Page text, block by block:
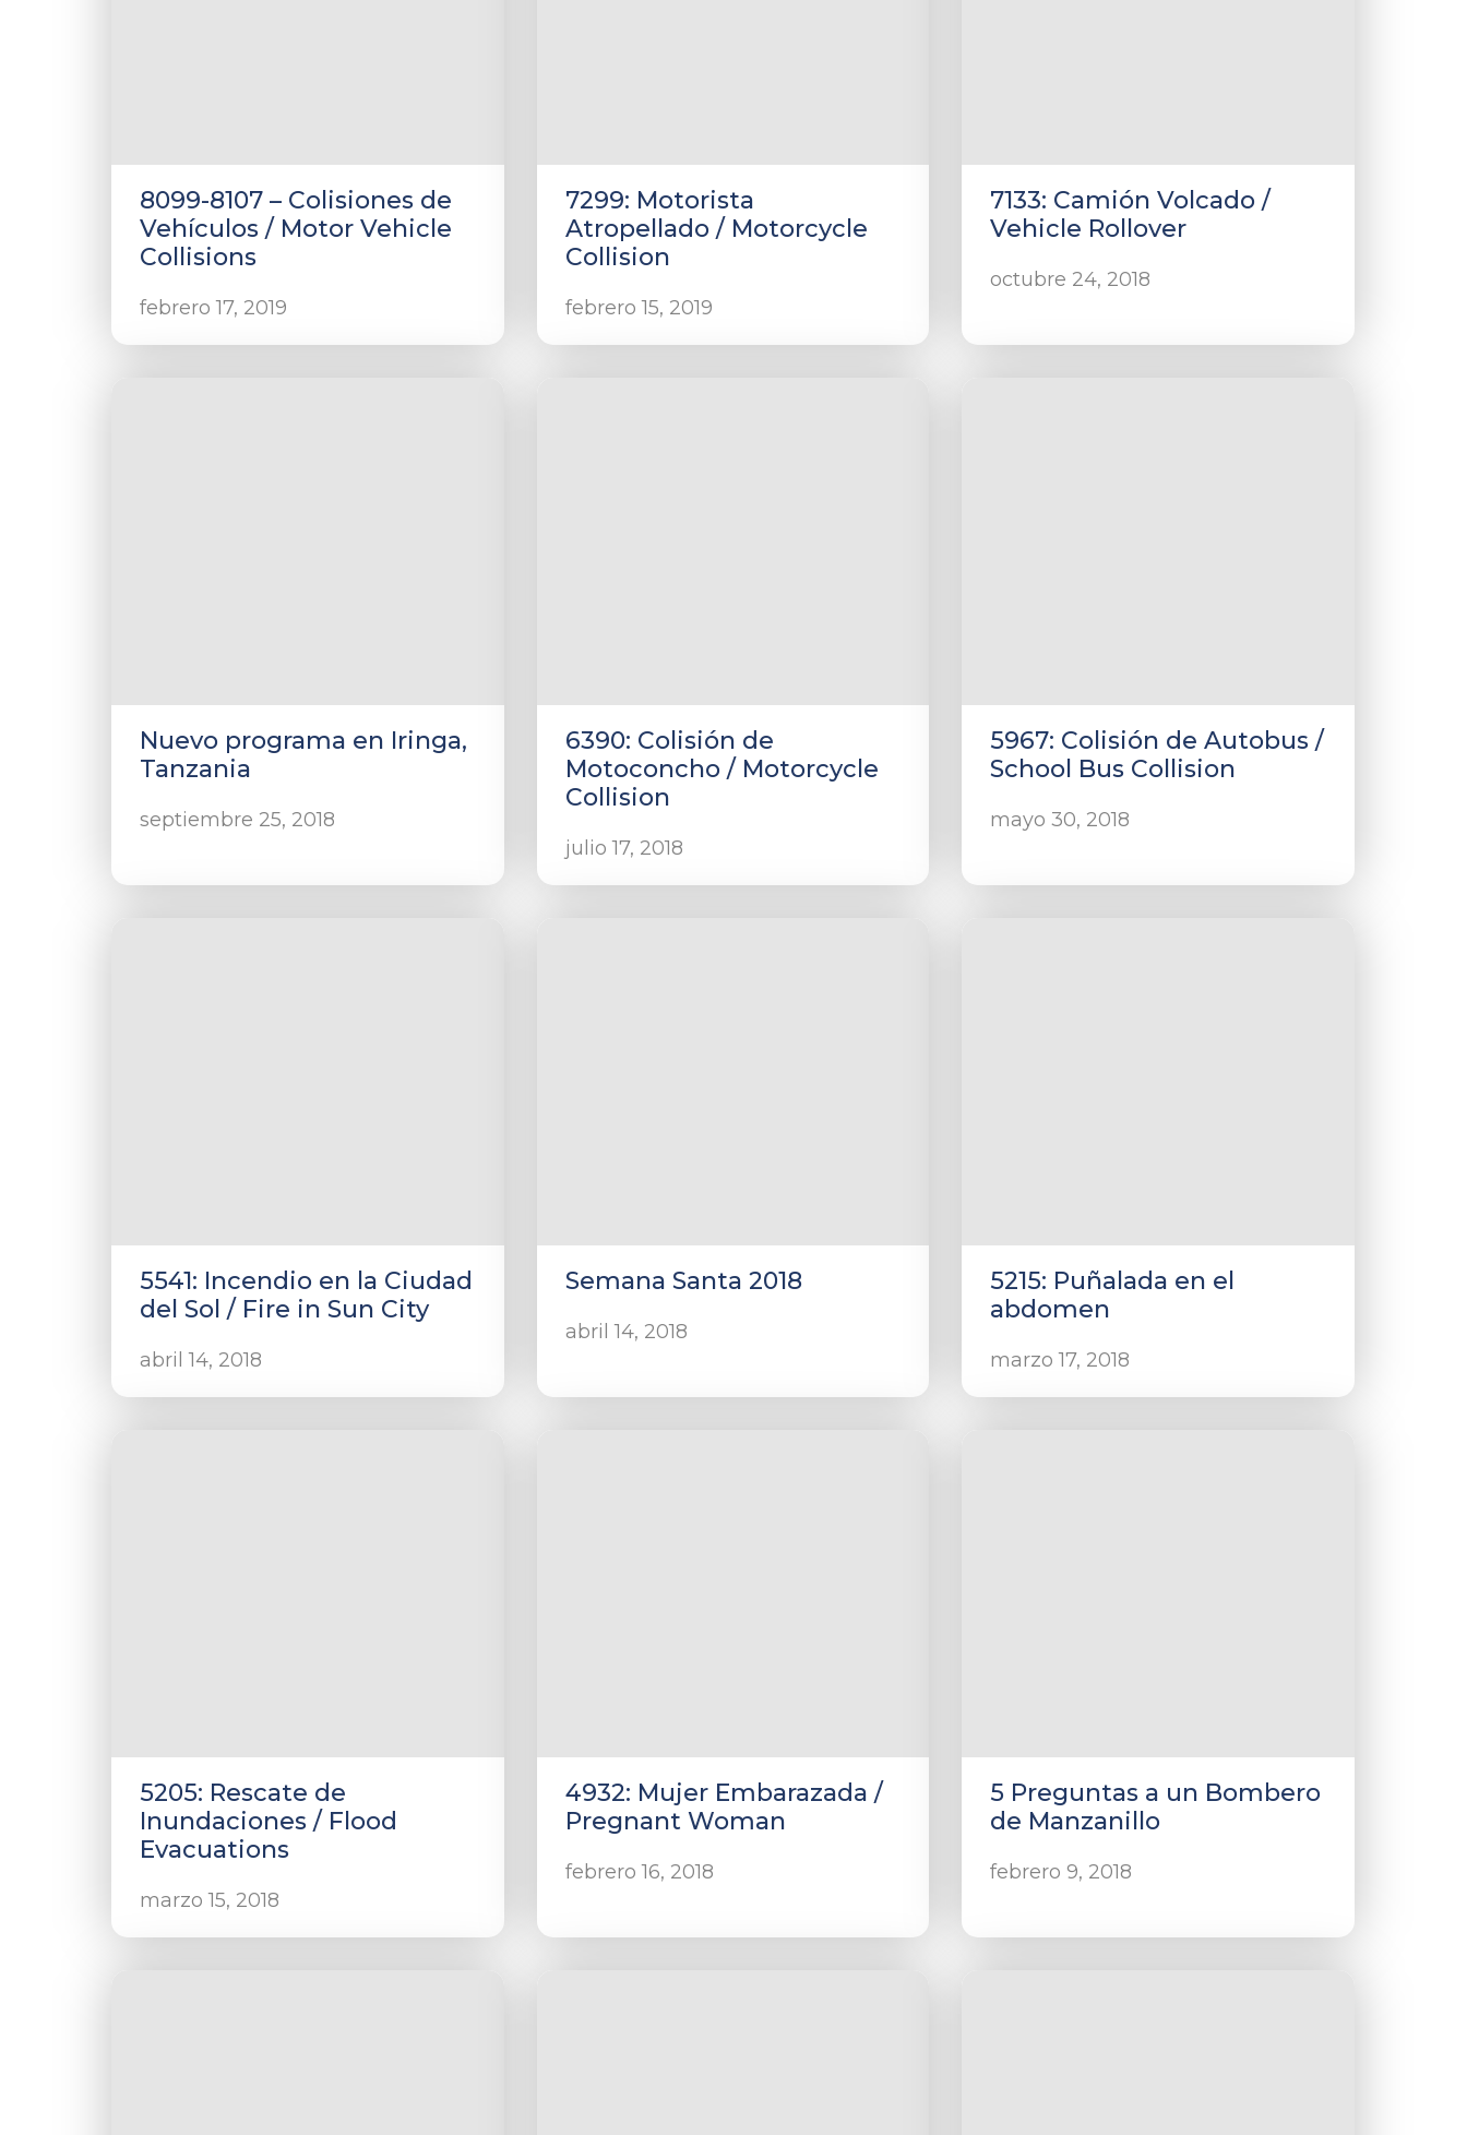
8099-8107 – Colisiones de
Vehículos / Motor Vehicle
Collisions
febrero 17, 2019
7299: Motorista
Atropellado / Motorcycle
Collision
febrero 15, 2019
7133: Camión Volcado /
Vehicle Rollover
octubre 24, 2018
Nuevo programa en Iringa,
Tanzania
septiembre 25, 2018
6390: Colisión de
Motoconcho / Motorcycle
Collision
julio 17, 2018
5967: Colisión de Autobus /
School Bus Collision
mayo 30, 2018
5541: Incendio en la Ciudad
del Sol / Fire in Sun City
abril 14, 2018
Semana Santa 2018
abril 14, 2018
5215: Puñalada en el
abdomen
marzo 17, 2018
5205: Rescate de
Inundaciones / Flood
Evacuations
marzo 15, 2018
4932: Mujer Embarazada /
Pregnant Woman
febrero 16, 2018
5 Preguntas a un Bombero
de Manzanillo
febrero 9, 2018